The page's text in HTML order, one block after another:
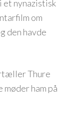
et nynazistisk
om
den havde
Thure
ham på